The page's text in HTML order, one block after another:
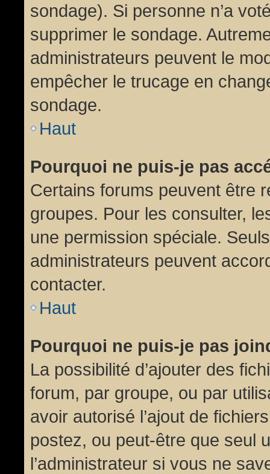
sondage). Si personne n’a
supprimer le sondage.
administrateurs peuvent le
empêcher le trucage en
sondage.
Haut
Pourquoi ne puis-je pas
Certains forums peuvent être
groupes. Pour les consulter,
une permission spéciale.
administrateurs peuvent
contacter.
Haut
Pourquoi ne puis-je pas
La possibilité d’ajouter des
forum, par groupe, ou par
avoir autorisé l’ajout de
postez, ou peut-être que seul
l’administrateur si vous ne